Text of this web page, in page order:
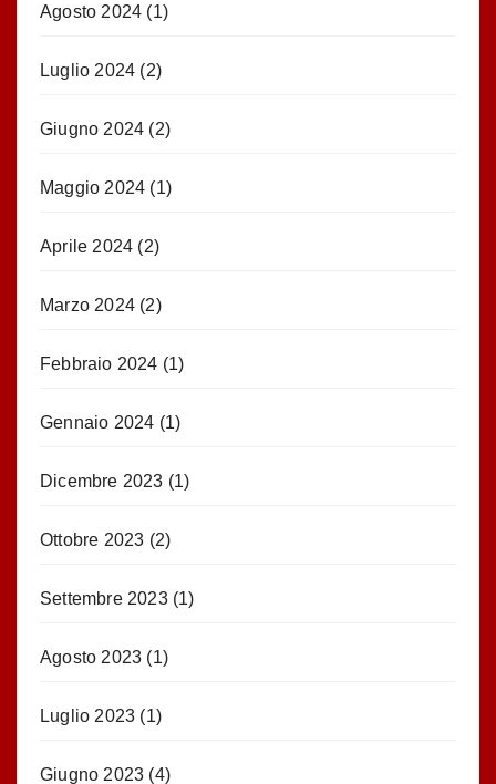
Agosto 2024 (1)
Luglio 2024 (2)
Giugno 2024 (2)
Maggio 2024 (1)
Aprile 2024 (2)
Marzo 2024 (2)
Febbraio 2024 (1)
Gennaio 2024 (1)
Dicembre 2023 (1)
Ottobre 2023 (2)
Settembre 2023(1)
Agosto 2023 (1)
Luglio 2023 (1)
Giugno 2023 (4)